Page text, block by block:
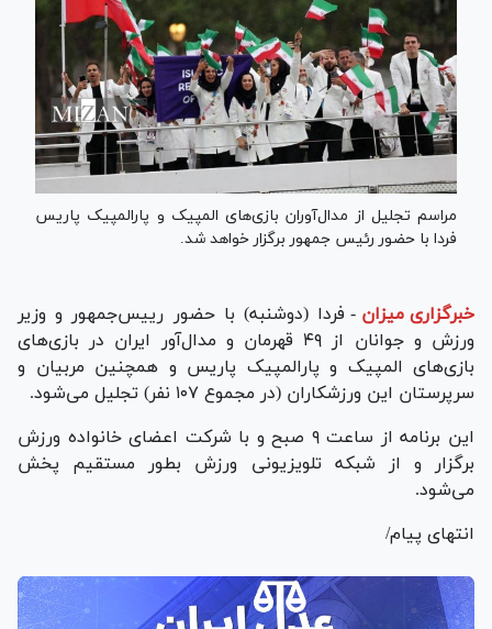
مراسم تجلیل از مدال‌آوران بازی‌های المپیک و پارالمپیک پاریس
فردا با حضور رئیس جمهور برگزار خواهد شد.
خبرگزاری میزان - فردا (دوشنبه) با حضور رییس‌جمهور و وزیر
ورزش و جوانان از ۴٩ قهرمان و مدال‌آور ایران در بازی‌های
بازی‌های المپیک و پارالمپیک پاریس و همچنین مربیان و
سرپرستان این ورزشکاران (در مجموع ١٠٧ نفر) تجلیل می‌شود.
این برنامه از ساعت ٩ صبح و با شرکت اعضای خانواده ورزش
برگزار و از شبکه تلویزیونی ورزش بطور مستقیم پخش
می‌شود.
انتهای پیام/